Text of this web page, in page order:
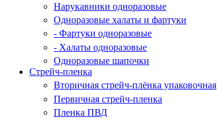
Нарукавники одноразовые
Одноразовые халаты и фартуки
- Фартуки одноразовые
- Халаты одноразовые
Одноразовые шапочки
Стрейч-пленка
Вторичная стрейч-плёнка упаковочная
Первичная стрейч-пленка
Пленка ПВД